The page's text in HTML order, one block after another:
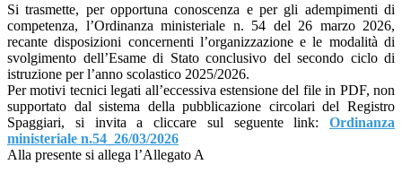
Si trasmette, per opportuna conoscenza e per gli adempimenti di
competenza, l’Ordinanza ministeriale n. 54 del 26 marzo 2026,
recante disposizioni concernenti l’organizzazione e le modalità di
svolgimento dell’Esame di Stato conclusivo del secondo ciclo di
istruzione per l’anno scolastico 2025/2026.
Per motivi tecnici legati all’eccessiva estensione del file in PDF, non
supportato dal sistema della pubblicazione circolari del Registro
Spaggiari, si invita a cliccare sul seguente link: Ordinanza
ministeriale n.54_26/03/2026
Alla presente si allega l’Allegato A